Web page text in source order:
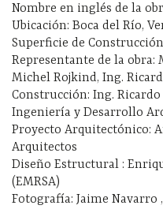
Nombre en inglés de la
Ubicación: Boca del Río,
Superficie de
Representante de la obra:
Michel Rojkind, Ing.
Construcción: Ing.
Ingeniería y Desarrollo
Proyecto Arquitectónico:
Arquitectos
Diseño Estructural :
(EMRSA)
Fotografía: Jaime Navarro